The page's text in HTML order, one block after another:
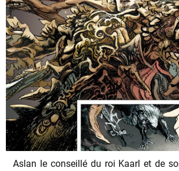
Aslan le conseillé du roi Kaarl et de